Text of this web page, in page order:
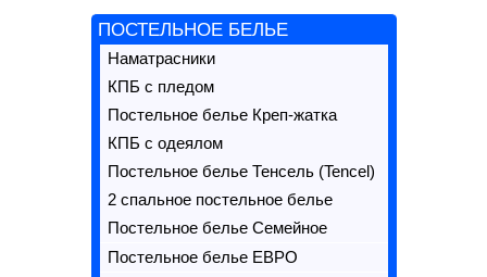
ПОСТЕЛЬНОЕ БЕЛЬЕ
Наматрасники
КПБ с пледом
Постельное белье Креп-жатка
КПБ с одеялом
Постельное белье Тенсель (Tencel)
2 спальное постельное белье
Постельное белье Семейное
Постельное белье ЕВРО